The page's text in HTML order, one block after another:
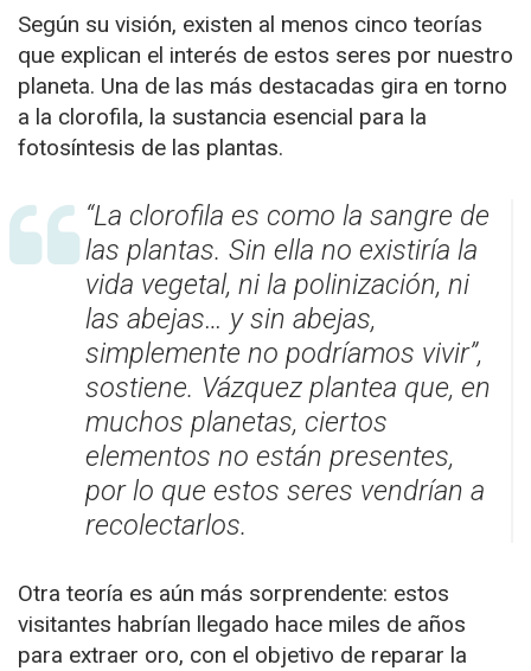
Según su visión, existen al menos cinco teorías
que explican el interés de estos seres por nuestro
planeta. Una de las más destacadas gira en torno
a la clorofila, la sustancia esencial para la
fotosíntesis de las plantas.
“La clorofila es como la sangre de
las plantas. Sin ella no existiría la
vida vegetal, ni la polinización, ni
las abejas… y sin abejas,
simplemente no podríamos vivir”,
sostiene. Vázquez plantea que, en
muchos planetas, ciertos
elementos no están presentes,
por lo que estos seres vendrían a
recolectarlos.
Otra teoría es aún más sorprendente: estos
visitantes habrían llegado hace miles de años
para extraer oro, con el objetivo de reparar la